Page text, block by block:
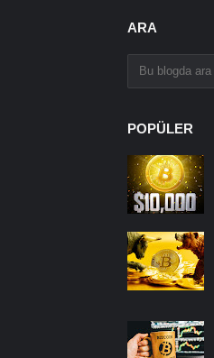
ARA
POPÜLER